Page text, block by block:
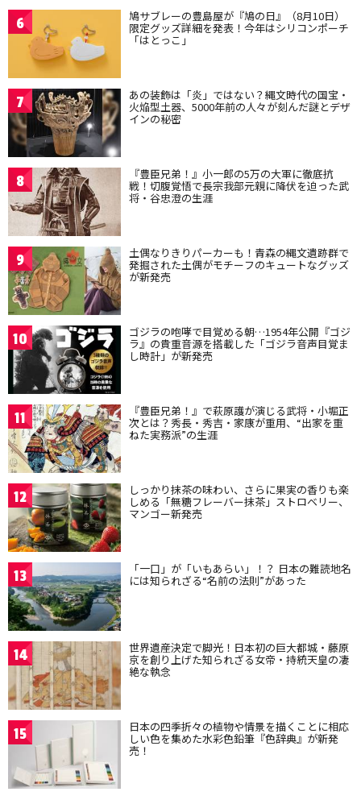
6 鳩サブレーの豊島屋が『鳩の日』（8月10日）
限定グッズ詳細を発表！今年はシリコンポーチ
「はとっこ」
7 あの装飾は「炎」ではない？縄文時代の国宝・
火焔型土器、5000年前の人々が刻んだ謎とデザ
インの秘密
8 『豊臣兄弟！』小一郎の5万の大軍に徹底抗
戦！切腹覚悟で長宗我部元親に降伏を迫った武
将・谷忠澄の生涯
9 土偶なりきりパーカーも！青森の縄文遺跡群で
発掘された土偶がモチーフのキュートなグッズ
が新発売
10 ゴジラの咆哮で目覚める朝…1954年公開『ゴジ
ラ』の貴重音源を搭載した「ゴジラ音声目覚ま
し時計」が新発売
11 『豊臣兄弟！』で萩原護が演じる武将・小堀正
次とは？秀長・秀吉・家康が重用、“出家を重
ねた実務派”の生涯
12 しっかり抹茶の味わい、さらに果実の香りも楽
しめる「無糖フレーバー抹茶」ストロベリー、
マンゴー新発売
13 「一口」が「いもあらい」！？ 日本の難読地名
には知られざる“名前の法則”があった
14 世界遺産決定で脚光！日本初の巨大都城・藤原
京を創り上げた知られざる女帝・持統天皇の凄
絶な執念
15 日本の四季折々の植物や情景を描くことに相応
しい色を集めた水彩色鉛筆『色辞典』が新発
売！